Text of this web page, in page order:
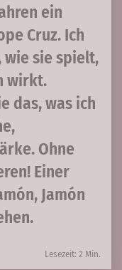
ein
Cruz. Ich
wie sie spielt,
wirkt.
das, was ich
Ohne
Einer
Jamón
Lesezeit: 2 Min.